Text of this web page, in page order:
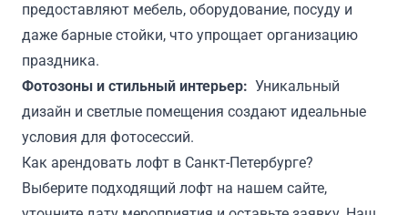
предоставляют мебель, оборудование, посуду и
даже барные стойки, что упрощает организацию
праздника.
Фотозоны и стильный интерьер: Уникальный
дизайн и светлые помещения создают идеальные
условия для фотосессий.
Как арендовать лофт в Санкт-Петербурге?
Выберите подходящий лофт на нашем сайте,